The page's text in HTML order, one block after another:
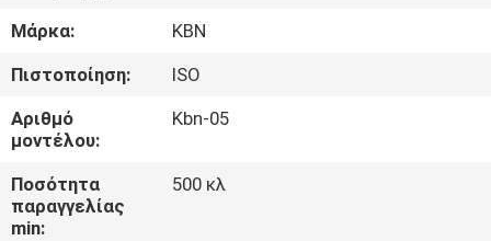
ΓΎΡΟΣ
ΕΡΓΟΣΤΑΣΊΩΝ
ΠΟΙΟΤΙΚΌΣ
ΈΛΕΓΧΟΣ
Μάρκα:
KBN
Πιστοποίηση:
ISO
Αριθμό
μοντέλου:
Kbn-05
Ποσότητα
παραγγελίας
min:
500 κλ